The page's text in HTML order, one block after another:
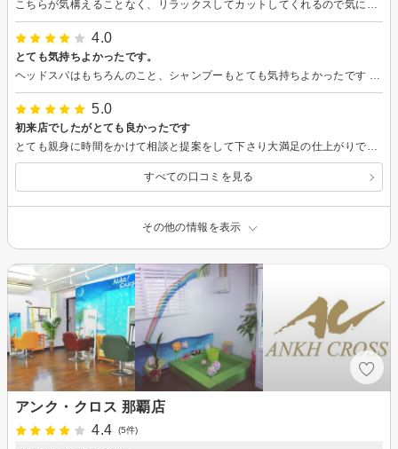
こちらが気構えることなく、リラックスしてカットしてくれるので気に入ってます。
4.0
とても気持ちよかったです。
ヘッドスパはもちろんのこと、シャンプーもとても気持ちよかったです ヘッドスパは2種類体験できるプランもあったのでそれにすれば良かったと後悔してます笑
5.0
初来店でしたがとても良かったです
とても親身に時間をかけて相談と提案をして下さり大満足の仕上がりでした カラーもブリーチに自分で染めたりと複雑な履歴にもかかわらず、リクエスト以上の仕上がりにして頂きました！今までカラーもカットもイメージ通りの仕上がりにならなかった事が多かったのですごく嬉しいです 熊野さんの技術や接客はもちろん、他のスタッフの方もお店の雰囲気もとても素敵です。 美容室難民の方、おすすめです！
すべての口コミを見る
その他の情報を表示
アンク・クロス 那覇店
4.4
(5件)